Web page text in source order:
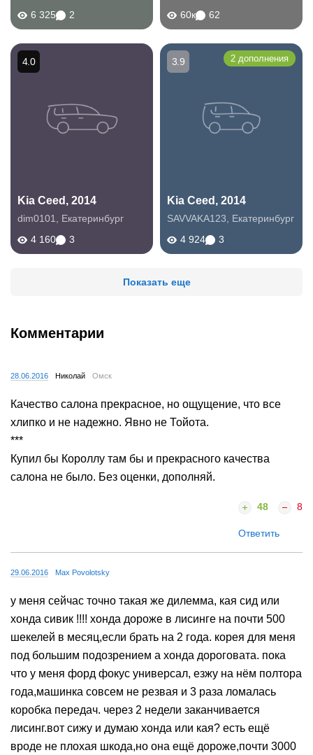
6 325
2
60к
62
Kia Ceed, 2014
dim0101
Екатеринбург
4 160
3
4.0
Kia Ceed, 2014
SAVVAKA123
Екатеринбург
4 924
3
3.9 2 дополнения
Показать еще
Комментарии
28.06.2016 Николай Омск
Качество салона прекрасное, но ощущение, что все
хлипко и не надежно. Явно не Тойота.
***
Купил бы Короллу там бы и прекрасного качества
салона не было. Без оценки, дополняй.
48 8
Ответить
29.06.2016 Max Povolotsky
у меня сейчас точно такая же дилемма, кая сид или
хонда сивик !!!! хонда дороже в лисинге на почти 500
шекелей в месяц,если брать на 2 года. корея для меня
под большим подозрением а хонда дороговата. пока
что у меня форд фокус универсал, езжу на нём полтора
года,машинка совсем не резвая и 3 раза ломалась
коробка передач. через 2 недели заканчивается
лисинг.вот сижу и думаю хонда или кая? есть ещё
вроде не плохая шкода,но она ещё дороже,почти 3000